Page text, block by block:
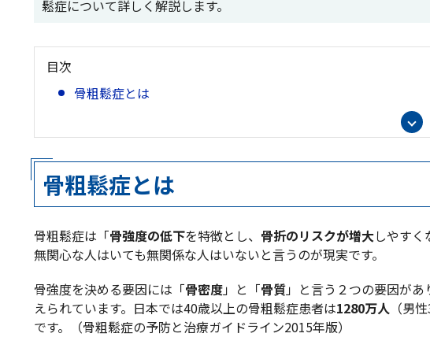
鬆症について詳しく解説します。
目次
骨粗鬆症とは
骨粗鬆症とは
骨粗鬆症は「骨強度の低下を特徴とし、 骨折のリスクが増大しやす
無関心な人はいても無関係な人はいないと言うのが現実です。
骨強度を決める要因には「骨密度」と「骨質」と言う２つの要因が
えられています。日本では40歳以上の骨粗鬆症患者は1280万人 （男
です。（骨粗鬆症の予防と治療ガイドライン2015年版）